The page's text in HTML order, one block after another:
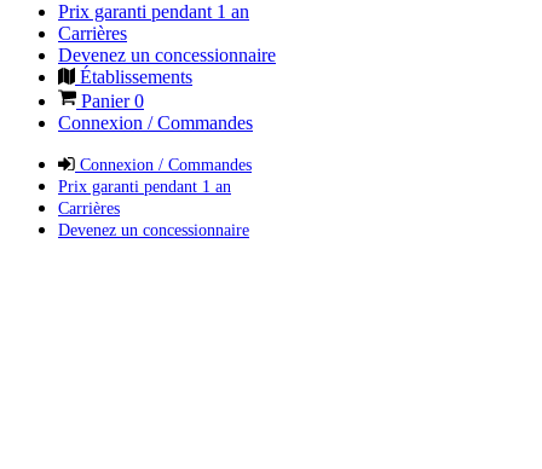
Prix garanti pendant 1 an
Carrières
Devenez un concessionnaire
Établissements
Panier0
Connexion / Commandes
Connexion / Commandes
Prix garanti pendant 1 an
Carrières
Devenez un concessionnaire